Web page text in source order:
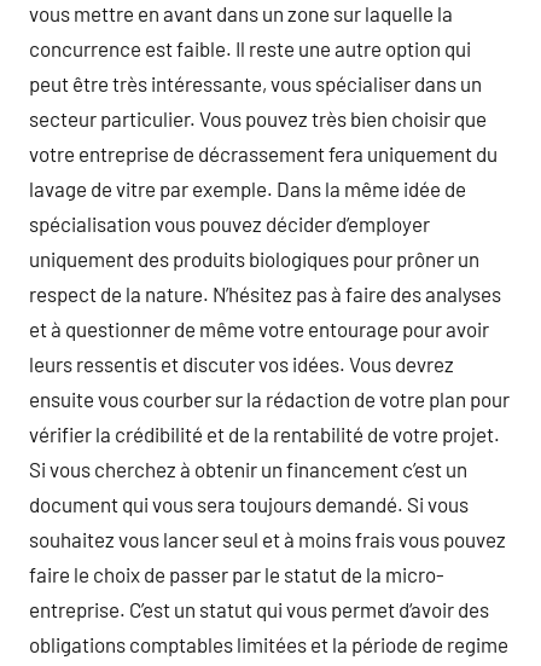
vous mettre en avant dans un zone sur laquelle la
concurrence est faible. Il reste une autre option qui
peut être très intéressante, vous spécialiser dans un
secteur particulier. Vous pouvez très bien choisir que
votre entreprise de décrassement fera uniquement du
lavage de vitre par exemple. Dans la même idée de
spécialisation vous pouvez décider d’employer
uniquement des produits biologiques pour prôner un
respect de la nature. N’hésitez pas à faire des analyses
et à questionner de même votre entourage pour avoir
leurs ressentis et discuter vos idées. Vous devrez
ensuite vous courber sur la rédaction de votre plan pour
vérifier la crédibilité et de la rentabilité de votre projet.
Si vous cherchez à obtenir un financement c’est un
document qui vous sera toujours demandé. Si vous
souhaitez vous lancer seul et à moins frais vous pouvez
faire le choix de passer par le statut de la micro-
entreprise. C’est un statut qui vous permet d‘avoir des
obligations comptables limitées et la période de regime